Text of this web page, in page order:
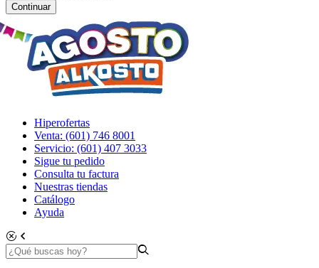
Continuar
Hiperofertas
Venta: (601) 746 8001
Servicio: (601) 407 3033
Sigue tu pedido
Consulta tu factura
Nuestras tiendas
Catálogo
Ayuda